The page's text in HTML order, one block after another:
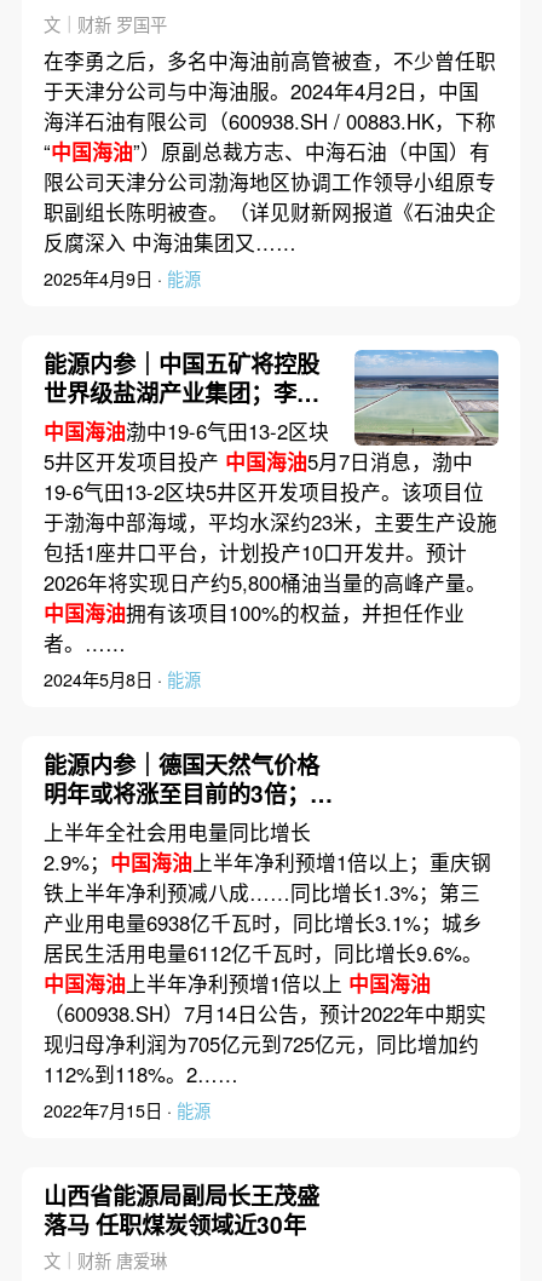
新）
文｜财新 罗国平
在李勇之后，多名中海油前高管被查，不少曾任职
于天津分公司与中海油服。2024年4月2日，中国
海洋石油有限公司（600938.SH / 00883.HK，下称
“中国海油”）原副总裁方志、中海石油（中国）有
限公司天津分公司渤海地区协调工作领导小组原专
职副组长陈明被查。（详见财新网报道《石油央企
反腐深入 中海油集团又……
2025年4月9日 · 能源
能源内参｜中国五矿将控股
世界级盐湖产业集团；李彦
宏拜访中石油 推动能源行业
数字化智能化融合
中国海油渤中19-6气田13-2区块
5井区开发项目投产 中国海油5月7日消息，渤中
19-6气田13-2区块5井区开发项目投产。该项目位
于渤海中部海域，平均水深约23米，主要生产设施
包括1座井口平台，计划投产10口开发井。预计
2026年将实现日产约5,800桶油当量的高峰产量。
中国海油拥有该项目100%的权益，并担任作业
者。……
2024年5月8日 · 能源
能源内参｜德国天然气价格
明年或将涨至目前的3倍；京
沪高铁上市来首次季度亏损
上半年预亏10亿元以上
上半年全社会用电量同比增长
2.9%； 中国海油上半年净利预增1倍以上；重庆钢
铁上半年净利预减八成……同比增长1.3%；第三
产业用电量6938亿千瓦时，同比增长3.1%；城乡
居民生活用电量6112亿千瓦时，同比增长9.6%。
中国海油上半年净利预增1倍以上 中国海油
（600938.SH）7月14日公告，预计2022年中期实
现归母净利润为705亿元到725亿元，同比增加约
112%到118%。2……
2022年7月15日 · 能源
山西省能源局副局长王茂盛
落马 任职煤炭领域近30年
文｜财新 唐爱琳